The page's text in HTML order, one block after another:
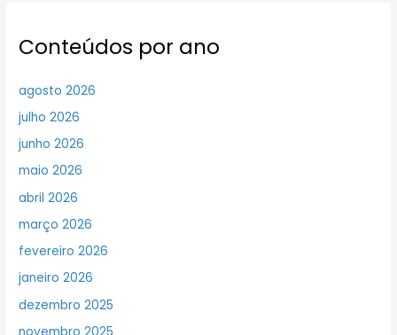
Conteúdos por ano
agosto 2026
julho 2026
junho 2026
maio 2026
abril 2026
março 2026
fevereiro 2026
janeiro 2026
dezembro 2025